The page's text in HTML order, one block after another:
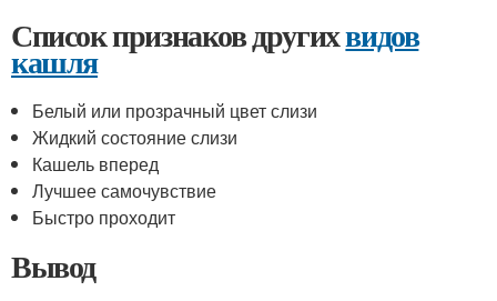
Список признаков другихвидов
кашля
Белый или прозрачный цвет слизи
Жидкий состояние слизи
Кашель вперед
Лучшее самочувствие
Быстро проходит
Вывод